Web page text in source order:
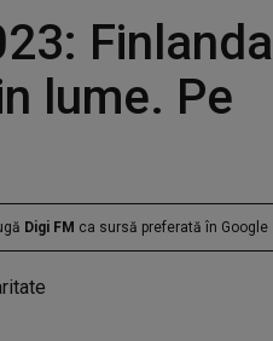
Finlanda
lume. Pe
Digi FM ca sursă preferată în Google